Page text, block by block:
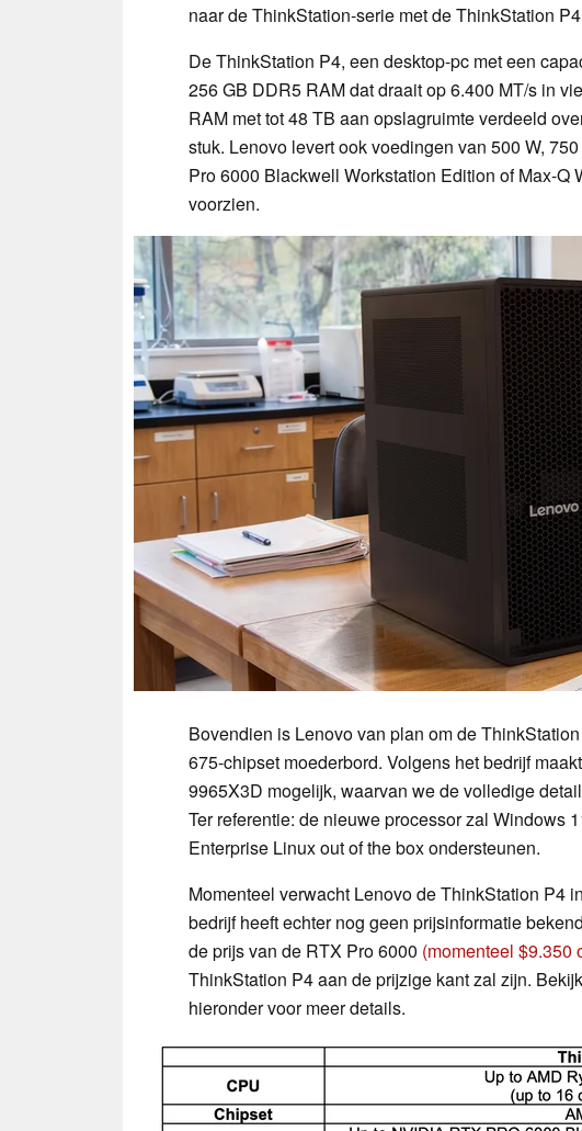
naar de ThinkStation-serie met de ThinkStation
De ThinkStation P4, een desktop-pc met een
256 GB DDR5 RAM dat draait op 6.400 MT/s in
RAM met tot 48 TB aan opslagruimte verdeeld
stuk. Lenovo levert ook voedingen van 500 W,
Pro 6000 Blackwell Workstation Edition of Max-Q
voorzien.
Bovendien is Lenovo van plan om de
675-chipset moederbord. Volgens het bedrijf
9965X3D mogelijk, waarvan we de volledige
Ter referentie: de nieuwe processor zal Windows
Enterprise Linux out of the box ondersteunen.
Momenteel verwacht Lenovo de ThinkStation P4
bedrijf heeft echter nog geen prijsinformatie
de prijs van de RTX Pro 6000 (momenteel $9.350
ThinkStation P4 aan de prijzige kant zal zijn.
hieronder voor meer details.